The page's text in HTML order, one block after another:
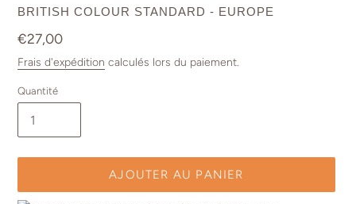
DISTRIBUTEUR
BRITISH COLOUR STANDARD - EUROPE
Prix
normal
€27,00
Frais d'expédition calculés lors du paiement.
Quantité
AJOUTER AU PANIER